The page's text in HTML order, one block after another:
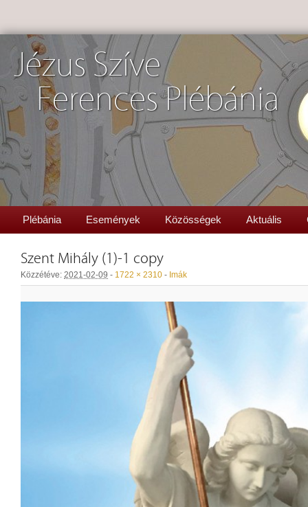
Jézus Szíve
Ferences Plébánia
Plébánia Események Közösségek Aktuális
Szent Mihály (1)-1 copy
Közzétéve: 2021-02-09 - 1722 × 2310 - Imák